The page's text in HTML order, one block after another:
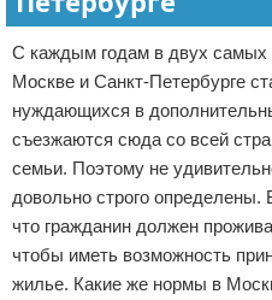
С каждым годам в двух самых
Москве и Санкт-Петербурге
нуждающихся в
съезжаются сюда со всей
семьи. Поэтому не
довольно строго определены.
что гражданин должен
чтобы иметь возможность
жилье. Какие же нормы в